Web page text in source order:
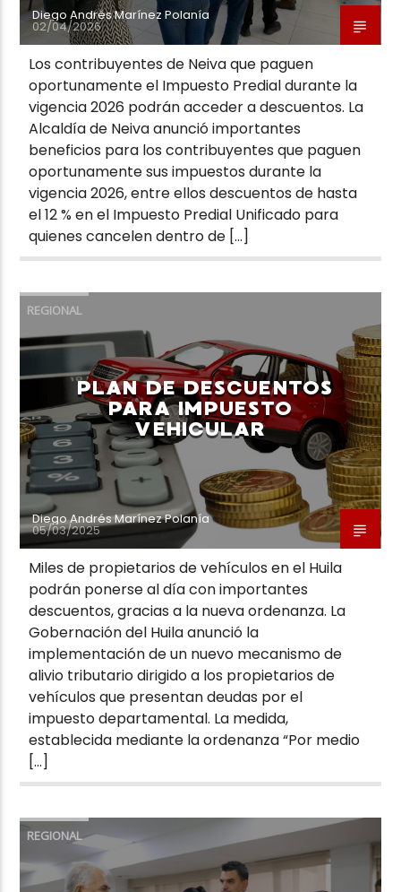
Diego Andrés Marínez Polanía
02/04/2026
Los contribuyentes de Neiva que paguen
oportunamente el Impuesto Predial durante la
vigencia 2026 podrán acceder a descuentos. La
Alcaldía de Neiva anunció importantes
beneficios para los contribuyentes que paguen
oportunamente sus impuestos durante la
vigencia 2026, entre ellos descuentos de hasta
el 12 % en el Impuesto Predial Unificado para
quienes cancelen dentro de […]
REGIONAL
PLAN DE DESCUENTOS
PARA IMPUESTO
VEHICULAR
Diego Andrés Marínez Polanía
05/03/2025
Miles de propietarios de vehículos en el Huila
podrán ponerse al día con importantes
descuentos, gracias a la nueva ordenanza. La
Gobernación del Huila anunció la
implementación de un nuevo mecanismo de
alivio tributario dirigido a los propietarios de
vehículos que presentan deudas por el
impuesto departamental. La medida,
establecida mediante la ordenanza “Por medio
[…]
REGIONAL